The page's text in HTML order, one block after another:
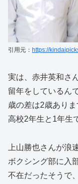
引用元： https://
実は、赤井英和さ
留年をしているん
歳の差は2歳ありま
高校2年生と1年生
上山勝也さんが浪
ボクシング部に入
不在だったそうで